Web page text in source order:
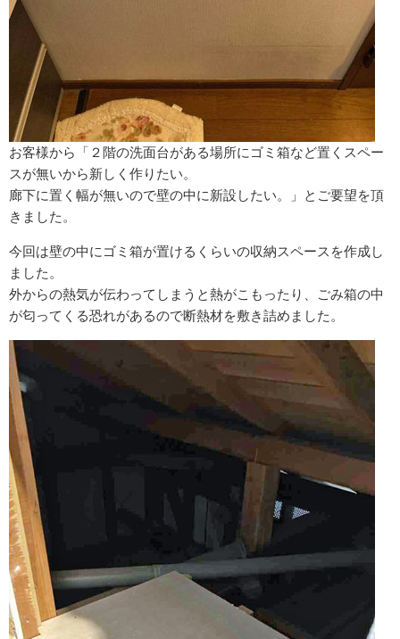
お客様から「２階の洗面台がある場所にゴミ箱など置くスペー
スが無いから新しく作りたい。
廊下に置く幅が無いので壁の中に新設したい。」とご要望を頂
きました。
今回は壁の中にゴミ箱が置けるくらいの収納スペースを作成し
ました。
外からの熱気が伝わってしまうと熱がこもったり、ごみ箱の中
が匂ってくる恐れがあるので断熱材を敷き詰めました。